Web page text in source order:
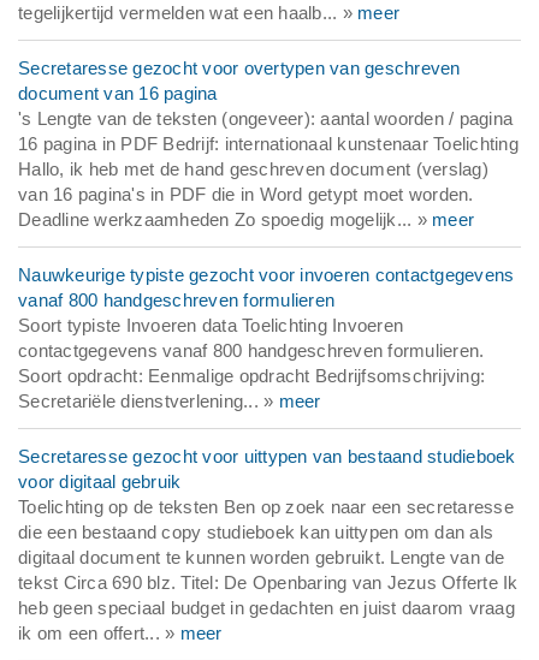
tegelijkertijd vermelden wat een haalb... » meer
Secretaresse gezocht voor overtypen van geschreven
document van 16 pagina
's Lengte van de teksten (ongeveer): aantal woorden / pagina
16 pagina in PDF Bedrijf: internationaal kunstenaar Toelichting
Hallo, ik heb met de hand geschreven document (verslag)
van 16 pagina's in PDF die in Word getypt moet worden.
Deadline werkzaamheden Zo spoedig mogelijk... » meer
Nauwkeurige typiste gezocht voor invoeren contactgegevens
vanaf 800 handgeschreven formulieren
Soort typiste Invoeren data Toelichting Invoeren
contactgegevens vanaf 800 handgeschreven formulieren.
Soort opdracht: Eenmalige opdracht Bedrijfsomschrijving:
Secretariële dienstverlening... » meer
Secretaresse gezocht voor uittypen van bestaand studieboek
voor digitaal gebruik
Toelichting op de teksten Ben op zoek naar een secretaresse
die een bestaand copy studieboek kan uittypen om dan als
digitaal document te kunnen worden gebruikt. Lengte van de
tekst Circa 690 blz. Titel: De Openbaring van Jezus Offerte Ik
heb geen speciaal budget in gedachten en juist daarom vraag
ik om een offert... » meer